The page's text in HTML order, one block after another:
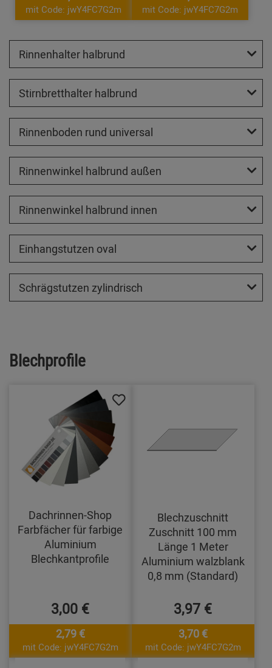
mit Code: jwY4FC7G2m mit Code: jwY4FC7G2m
Rinnenhalter halbrund
Stirnbretthalter halbrund
Rinnenboden rund universal
Rinnenwinkel halbrund außen
Rinnenwinkel halbrund innen
Einhangstutzen oval
Schrägstutzen zylindrisch
Blechprofile
Dachrinnen-Shop
Farbfächer für farbige
Aluminium
Blechkantprofile
3,00 €
2,79 €
mit Code: jwY4FC7G2m
Blechzuschnitt
Zuschnitt 100 mm
Länge 1 Meter
Aluminium walzblank
0,8 mm (Standard)
3,97 €
3,70 €
mit Code: jwY4FC7G2m